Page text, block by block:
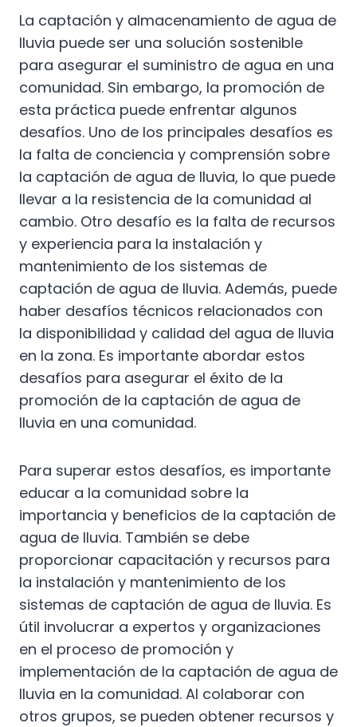
La captación y almacenamiento de agua de
lluvia puede ser una solución sostenible
para asegurar el suministro de agua en una
comunidad. Sin embargo, la promoción de
esta práctica puede enfrentar algunos
desafíos. Uno de los principales desafíos es
la falta de conciencia y comprensión sobre
la captación de agua de lluvia, lo que puede
llevar a la resistencia de la comunidad al
cambio. Otro desafío es la falta de recursos
y experiencia para la instalación y
mantenimiento de los sistemas de
captación de agua de lluvia. Además, puede
haber desafíos técnicos relacionados con
la disponibilidad y calidad del agua de lluvia
en la zona. Es importante abordar estos
desafíos para asegurar el éxito de la
promoción de la captación de agua de
lluvia en una comunidad.
Para superar estos desafíos, es importante
educar a la comunidad sobre la
importancia y beneficios de la captación de
agua de lluvia. También se debe
proporcionar capacitación y recursos para
la instalación y mantenimiento de los
sistemas de captación de agua de lluvia. Es
útil involucrar a expertos y organizaciones
en el proceso de promoción y
implementación de la captación de agua de
lluvia en la comunidad. Al colaborar con
otros grupos, se pueden obtener recursos y